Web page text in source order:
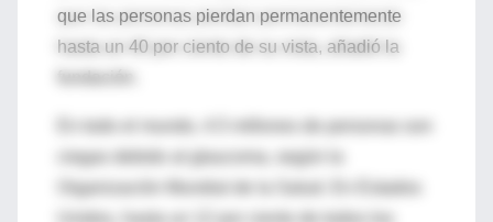
que las personas pierdan permanentemente
hasta un 40 por ciento de su vista, añadió la
ciegas debido al glaucoma, según la
Organización Mundial de la Salud. En Estados